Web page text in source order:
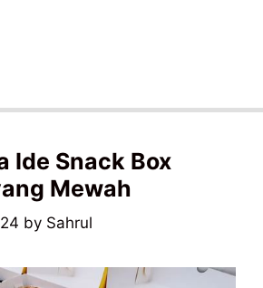
Ide Snack Box
Mewah
by Sahrul